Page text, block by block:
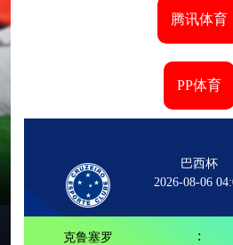
腾讯体育
PP体育
巴西杯
2026-08-06
克鲁塞罗 :